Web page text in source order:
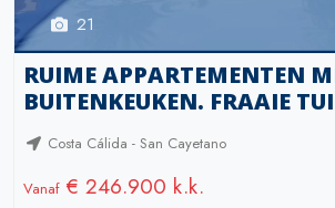
21
RUIME APPARTEMENTEN
BUITENKEUKEN. FRAAIE
Costa Cálida - San Cayetano
Vanaf € 246.900 k.k.